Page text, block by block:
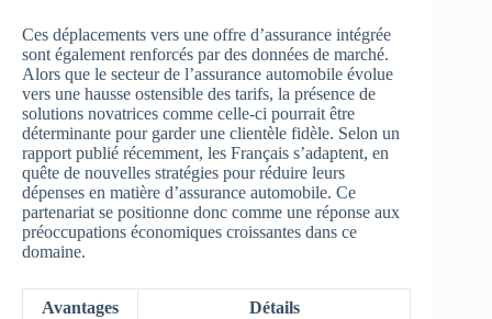
Ces déplacements vers une offre d’assurance intégrée
sont également renforcés par des données de marché.
Alors que le secteur de l’assurance automobile évolue
vers une hausse ostensible des tarifs, la présence de
solutions novatrices comme celle-ci pourrait être
déterminante pour garder une clientèle fidèle. Selon un
rapport publié récemment, les Français s’adaptent, en
quête de nouvelles stratégies pour réduire leurs
dépenses en matière d’assurance automobile. Ce
partenariat se positionne donc comme une réponse aux
préoccupations économiques croissantes dans ce
domaine.
Avantages Détails